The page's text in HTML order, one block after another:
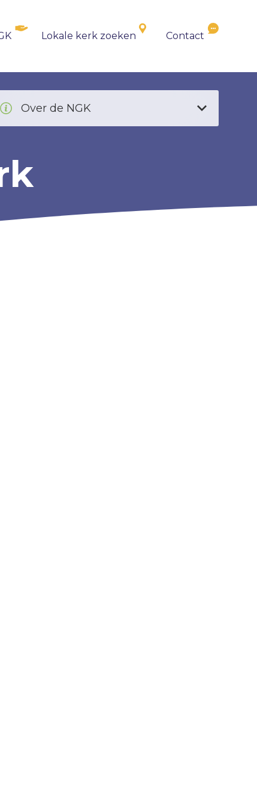
Over de NGK
Lokale kerk zoeken Contact